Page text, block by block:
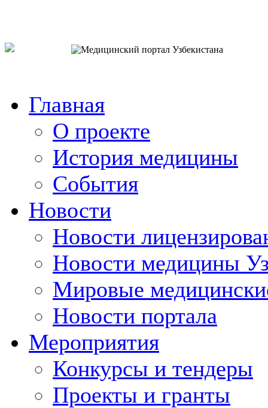
Главная
О проекте
История медицины
События
Новости
Новости
Новости медицины
Мировые
Новости портала
Мероприятия
Конкурсы и тендеры
Проекты и гранты